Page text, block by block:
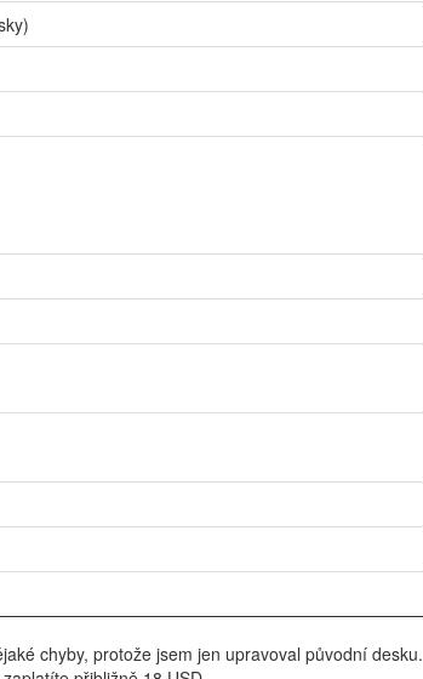
chyby, protože jsem jen upravoval původní desku.